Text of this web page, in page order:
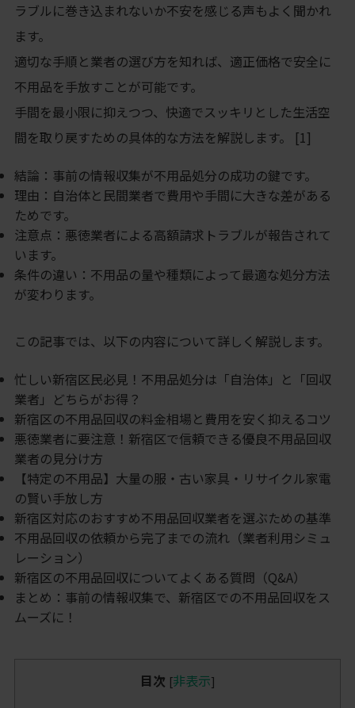
ラブルに巻き込まれないか不安を感じる声もよく聞かれ
ます。
適切な手順と業者の選び方を知れば、適正価格で安全に
不用品を手放すことが可能です。
手間を最小限に抑えつつ、快適でスッキリとした生活空
間を取り戻すための具体的な方法を解説します。 [1]
結論：事前の情報収集が不用品処分の成功の鍵です。
理由：自治体と民間業者で費用や手間に大きな差がある
ためです。
注意点：悪徳業者による高額請求トラブルが報告されて
います。
条件の違い：不用品の量や種類によって最適な処分方法
が変わります。
この記事では、以下の内容について詳しく解説します。
忙しい新宿区民必見！不用品処分は「自治体」と「回収
業者」どちらがお得？
新宿区の不用品回収の料金相場と費用を安く抑えるコツ
悪徳業者に要注意！新宿区で信頼できる優良不用品回収
業者の見分け方
【特定の不用品】大量の服・古い家具・リサイクル家電
の賢い手放し方
新宿区対応のおすすめ不用品回収業者を選ぶための基準
不用品回収の依頼から完了までの流れ（業者利用シミュ
レーション）
新宿区の不用品回収についてよくある質問（Q&A）
まとめ：事前の情報収集で、新宿区での不用品回収をス
ムーズに！
目次 [非表示]